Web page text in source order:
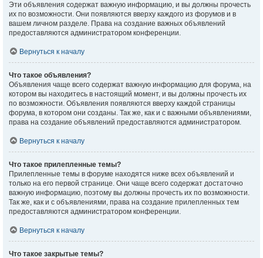
Эти объявления содержат важную информацию, и вы должны прочесть
их по возможности. Они появляются вверху каждого из форумов и в
вашем личном разделе. Права на создание важных объявлений
предоставляются администратором конференции.
Вернуться к началу
Что такое объявления?
Объявления чаще всего содержат важную информацию для форума, на
котором вы находитесь в настоящий момент, и вы должны прочесть их
по возможности. Объявления появляются вверху каждой страницы
форума, в котором они созданы. Так же, как и с важными объявлениями,
права на создание объявлений предоставляются администратором.
Вернуться к началу
Что такое прилепленные темы?
Прилепленные темы в форуме находятся ниже всех объявлений и
только на его первой странице. Они чаще всего содержат достаточно
важную информацию, поэтому вы должны прочесть их по возможности.
Так же, как и с объявлениями, права на создание прилепленных тем
предоставляются администратором конференции.
Вернуться к началу
Что такое закрытые темы?